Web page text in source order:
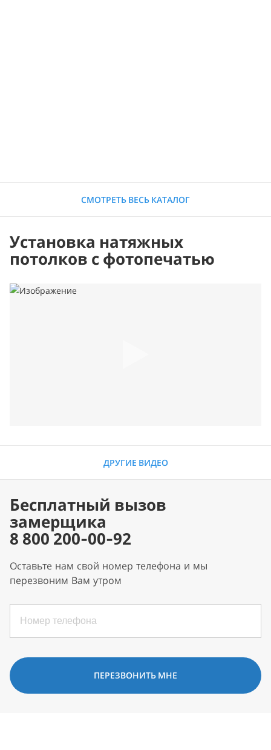
СМОТРЕТЬ ВЕСЬ КАТАЛОГ
Установка натяжных
потолков с фотопечатью
ДРУГИЕ ВИДЕО
Бесплатный вызов
замерщика
8 800 200-00-92
Оставьте нам свой номер телефона и мы
перезвоним Вам утром
ПЕРЕЗВОНИТЬ МНЕ